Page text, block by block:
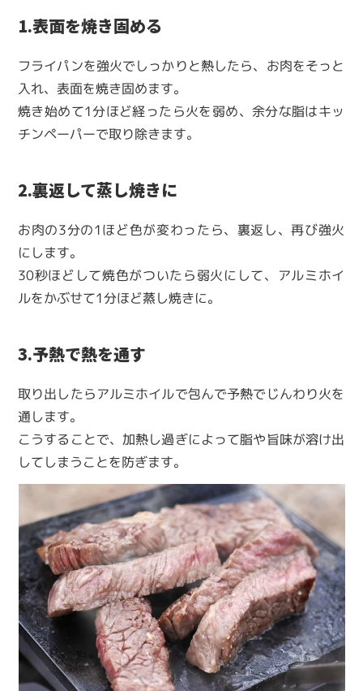
1.表面を焼き固める
フライパンを強火でしっかりと熱したら、お肉をそっと
入れ、表面を焼き固めます。
焼き始めて1分ほど経ったら火を弱め、余分な脂はキッ
チンペーパーで取り除きます。
2.裏返して蒸し焼きに
お肉の3分の1ほど色が変わったら、裏返し、再び強火
にします。
30秒ほどして焼色がついたら弱火にして、アルミホイ
ルをかぶせて1分ほど蒸し焼きに。
3.予熱で熱を通す
取り出したらアルミホイルで包んで予熱でじんわり火を
通します。
こうすることで、加熱し過ぎによって脂や旨味が溶け出
してしまうことを防ぎます。